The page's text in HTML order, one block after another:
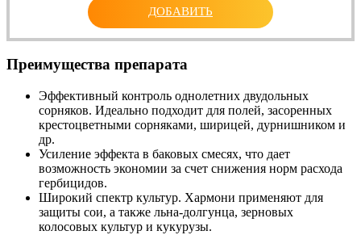
ДОБАВИТЬ
Преимущества препарата
Эффективный контроль однолетних двудольных
сорняков. Идеально подходит для полей, засоренных
крестоцветными сорняками, ширицей, дурнишником и
др.
Усиление эффекта в баковых смесях, что дает
возможность экономии за счет снижения норм расхода
гербицидов.
Широкий спектр культур. Хармони применяют для
защиты сои, а также льна-долгунца, зерновых
колосовых культур и кукурузы.